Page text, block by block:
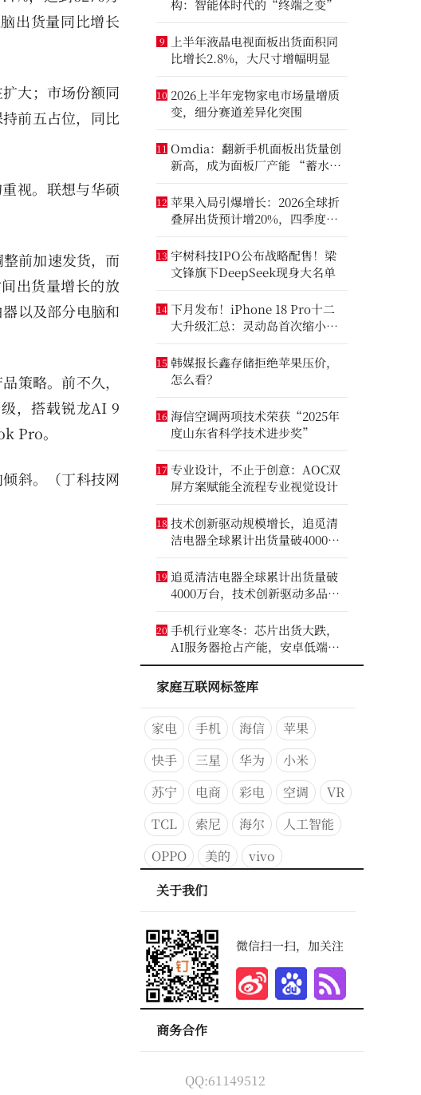
出货量同比增长
大；市场份额同
前五占位，同比
视。联想与华硕
前加速发货，而
出货量增长的放
以及部分电脑和
策略。前不久，
，搭载锐龙AI 9
Pro。
斜。（丁科技网
构：智能体时代的“终端之变”
9
上半年液晶电视面板出货面积同
比增长2.8%，大尺寸增幅明显
10 2026上半年宠物家电市场量增质
变，细分赛道差异化突围
11 Omdia：翻新手机面板出货量创
新高，成为面板厂产能 “蓄水
池”
12 苹果入局引爆增长：2026全球折
叠屏出货预计增20%，四季度成
全年销量关键窗口
13 宇树科技IPO公布战略配售！梁
文锋旗下DeepSeek现身大名单
14 下月发布！iPhone 18 Pro十二
大升级汇总：灵动岛首次缩小、
首次2nm芯片
15 韩媒报长鑫存储拒绝苹果压价，
怎么看？
16 海信空调两项技术荣获“2025年
度山东省科学技术进步奖”
17 专业设计，不止于创意：AOC双
屏方案赋能全流程专业视觉设计
18 技术创新驱动规模增长，追觅清
洁电器全球累计出货量破4000万
台
19 追觅清洁电器全球累计出货量破
4000万台，技术创新驱动多品类
增长
20 手机行业寒冬：芯片出货大跌，
AI服务器抢占产能，安卓低端压
力最大
家庭互联网标签库
家电 手机 海信
苹果
快手
三星 华为
小米
苏宁
电商 彩电 空调
VR
TCL
索尼 海尔
人工智能
OPPO
美的
vivo
关于我们
微信扫一扫，加关注
商务合作
QQ:61149512